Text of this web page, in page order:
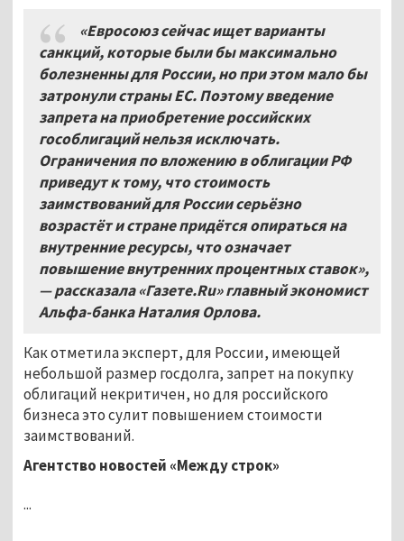
«Евросоюз сейчас ищет варианты
санкций, которые были бы максимально
болезненны для России, но при этом мало бы
затронули страны ЕС. Поэтому введение
запрета на приобретение российских
гособлигаций нельзя исключать.
Ограничения по вложению в облигации РФ
приведут к тому, что стоимость
заимствований для России серьёзно
возрастёт и стране придётся опираться на
внутренние ресурсы, что означает
повышение внутренних процентных ставок»,
— рассказала «Газете.Ru» главный экономист
Альфа-банка Наталия Орлова.
Как отметила эксперт, для России, имеющей
небольшой размер госдолга, запрет на покупку
облигаций некритичен, но для российского
бизнеса это сулит повышением стоимости
заимствований.
Агентство новостей «Между строк»
...